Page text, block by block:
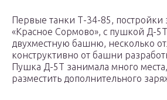
Первые танки Т-34-85, постройки
«Красное Сормово», с пушкой Д-
двухместную башню, несколько
конструктивно от башни
Пушка Д-5Т занимала много
разместить дополнительного